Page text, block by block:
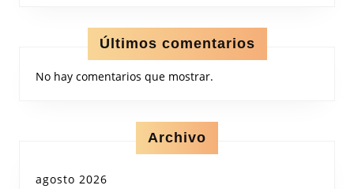
Últimos comentarios
No hay comentarios que mostrar.
Archivo
agosto 2026